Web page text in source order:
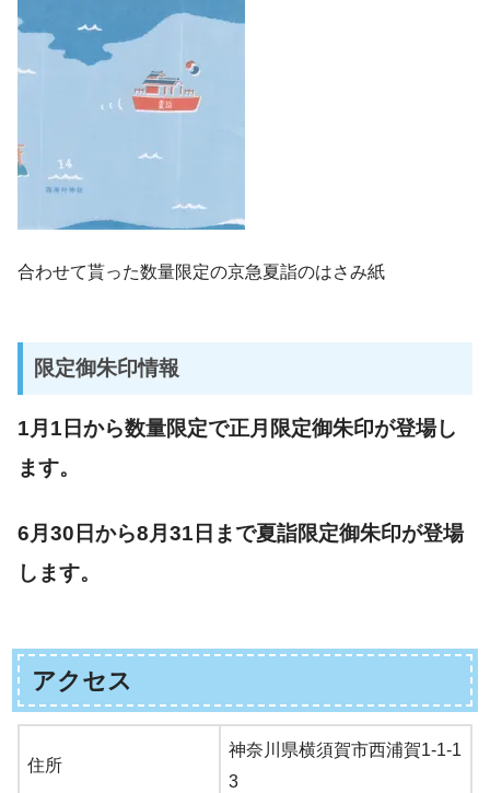
合わせて貰った数量限定の京急夏詣のはさみ紙
限定御朱印情報
1月1 日から数量限定で正月限定御朱印が登場し
ます。
6月30日から8月31日まで夏詣限定御朱印が登場
します。
アクセス
住所
神奈川県横須賀市西浦賀1-1-1
3